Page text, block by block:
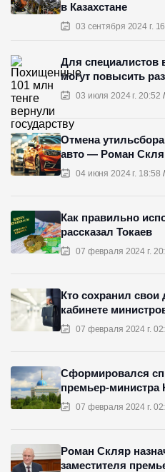
03 сентября 2024 г.
в Казахстане
03 июля 2024 г. 20:52
Для специалистов
могут повысить
04 июня 2024 г. 18:58
Отмена
авто — Роман
07 февраля 2024 г.
Как правильно
рассказал Токаев
07 февраля 2024 г.
Кто сохранил
кабинете
07 февраля 2024 г.
Сформировался
премьер-министра
Роман Скляр
заместителя